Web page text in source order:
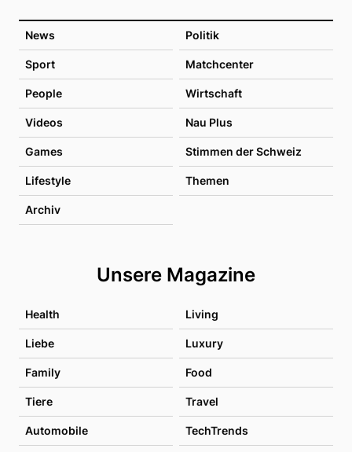
News Politik
Sport Matchcenter
People Wirtschaft
Videos Nau Plus
Games Stimmen der Schweiz
Lifestyle Themen
Archiv
Unsere Magazine
Health Living
Liebe Luxury
Family Food
Tiere Travel
Automobile TechTrends